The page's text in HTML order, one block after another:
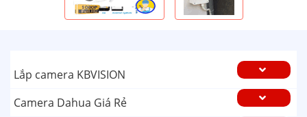
Lắp camera KBVISION
Camera Dahua Giá Rẻ